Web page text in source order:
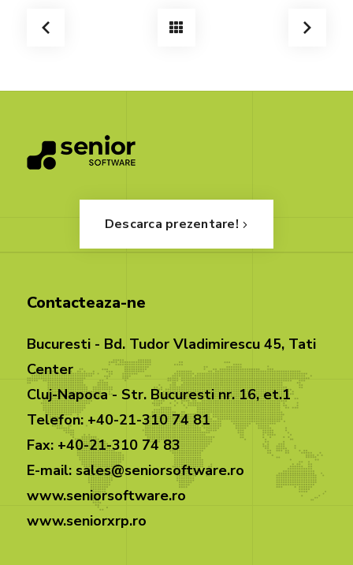
Descarca prezentare!
Contacteaza-ne
Bucuresti - Bd. Tudor Vladimirescu 45, Tati
Center
Cluj-Napoca - Str. Bucuresti nr. 16, et.1
Telefon: +40-21-310 74 81
Fax: +40-21-310 74 83
E-mail: sales@seniorsoftware.ro
www.seniorsoftware.ro
www.seniorxrp.ro